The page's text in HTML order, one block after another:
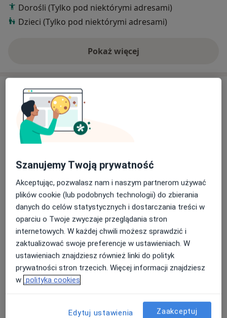
Dorośli (Tylko pod niektórymi adresami)
Dzieci (Tylko pod niektórymi adresami)
Pokaż więcejo doświadczeniu
Usługi i ceny
Konsultacja ortopedyczna
Od 130 zł Szczegóły
180 zł Szczegóły
Iniekcja sterydowa domięśniowa
200 zł Szczegóły
Konsultacja ortopedyczna + założenie gipsu
Od 650 zł Szczegóły
Konsultacja ortopedyczna + założenie gipsu HM cast
wodoodporny
550 zł Szczegóły
Szanujemy Twoją prywatność
Akceptując, pozwalasz nam i naszym partnerom używać
plików cookie (lub podobnych technologii) do zbierania
danych do celów statystycznych i dostarczania treści w
oparciu o Twoje zwyczaje przeglądania stron
internetowych. W każdej chwili możesz sprawdzić i
zaktualizować swoje preferencje w ustawieniach. W
ustawieniach znajdziesz również linki do polityk
prywatności stron trzecich. Więcej informacji znajdziesz
w polityka cookies
Edytuj ustawienia Zaakceptuj